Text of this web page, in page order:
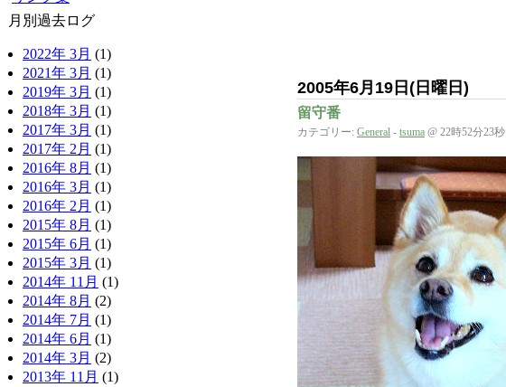
月別過去ログ
2022年 3月 (1)
2021年 3月 (1)
2019年 3月 (1)
2018年 3月 (1)
2017年 3月 (1)
2017年 2月 (1)
2016年 8月 (1)
2016年 3月 (1)
2016年 2月 (1)
2015年 8月 (1)
2015年 6月 (1)
2015年 3月 (1)
2014年 11月 (1)
2014年 8月 (2)
2014年 7月 (1)
2014年 6月 (1)
2014年 3月 (2)
2013年 11月 (1)
2005年6月19日(日曜日)
留守番
カテゴリー: General - tsuma @ 22時52分23秒